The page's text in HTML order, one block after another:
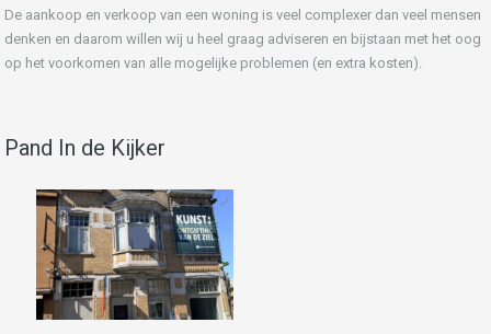
De aankoop en verkoop van een woning is veel complexer dan veel mensen
denken en daarom willen wij u heel graag adviseren en bijstaan met het oog
op het voorkomen van alle mogelijke problemen (en extra kosten).
Pand In de Kijker